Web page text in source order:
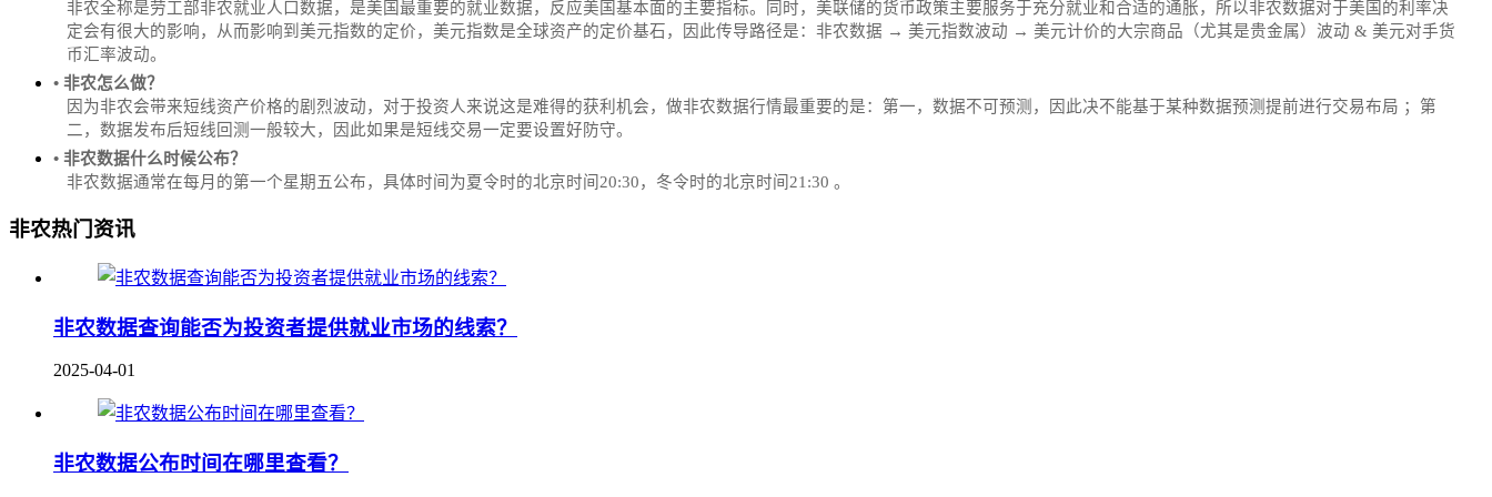
非农全称是劳工部非农就业人口数据，是美国最重要的就业数据，反应美国基本面的主要指标。同时，美联储的货币政策主要服务于充分就业和合适的通胀，所以非农数据对于美国的利率决
定会有很大的影响，从而影响到美元指数的定价，美元指数是全球资产的定价基石，因此传导路径是：非农数据 → 美元指数波动 → 美元计价的大宗商品（尤其是贵金属）波动 & 美元对手货
币汇率波动。
• 非农怎么做？
因为非农会带来短线资产价格的剧烈波动，对于投资人来说这是难得的获利机会，做非农数据行情最重要的是：第一，数据不可预测，因此决不能基于某种数据预测提前进行交易布局 ；第
二，数据发布后短线回测一般较大，因此如果是短线交易一定要设置好防守。
• 非农数据什么时候公布？
‌非农数据通常在每月的第一个星期五公布，具体时间为夏令时的北京时间20:30，冬令时的北京时间21:30‌‌ 。
非农热门资讯
非农数据查询能否为投资者提供就业市场的线索？
2025-04-01
非农数据公布时间在哪里查看？